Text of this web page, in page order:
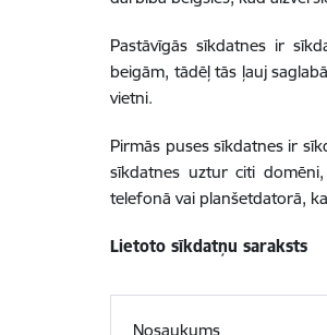
Pastāvīgās sīkdatnes ir
beigām, tādēļ tās ļauj
vietni.
Pirmās puses sīkdatnes ir
sīkdatnes uztur citi
telefonā vai planšetdatorā,
Lietoto sīkdatņu saraksts
Nosaukums